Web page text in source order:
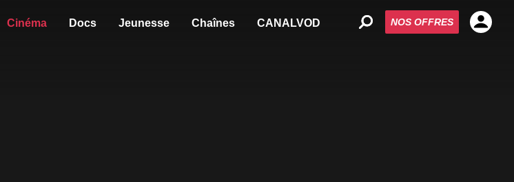
Cinéma Docs Jeunesse Chaînes CANALVOD NOS OFFRES